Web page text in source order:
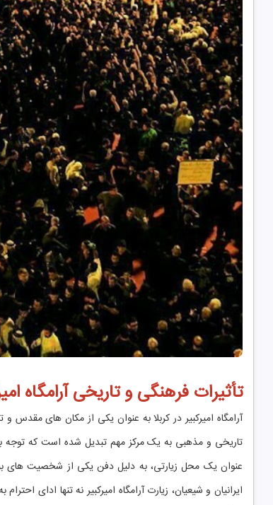
تأثیرات فرهنگی و تاریخی آرامگاه
آرامگاه امیرکبیر در کربلا به عنوان یکی از مکان ‌های مقدس
تاریخی و مذهبی به یک مرکز مهم تبدیل شده است که توجه
عنوان یک محل زیارتی، به دلیل دفن یکی از شخصیت ‌های
ایرانیان و شیعیان، زیارت آرامگاه امیرکبیر نه تنها ادای